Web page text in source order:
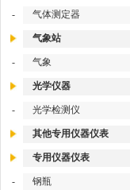
- 气体测定器
气象站
- 气象
光学仪器
- 光学检测仪
其他专用仪器仪表
专用仪器仪表
- 钢瓶